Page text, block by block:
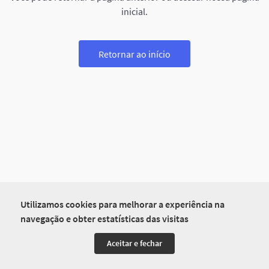
Utilizamos cookies para melhorar a experiência na
navegação e obter estatísticas das visitas
Aceitar e fechar
inicial.
Retornar ao início